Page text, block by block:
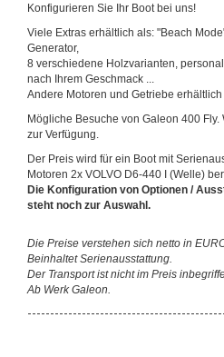
Konfigurieren Sie Ihr Boot bei uns!
Viele Extras erhältlich als: "Beach
Generator,
8 verschiedene Holzvarianten,
nach Ihrem Geschmack ...
Andere Motoren und Getriebe erhältlich
Mögliche Besuche von Galeon 400
zur Verfügung.
Der Preis wird für ein Boot mit
Motoren 2x VOLVO D6-440 I (Welle)
Die Konfiguration von Optionen /
steht noch zur Auswahl.
Die Preise verstehen sich netto in
Beinhaltet Serienausstattung.
Der Transport ist nicht im Preis
Ab Werk Galeon.